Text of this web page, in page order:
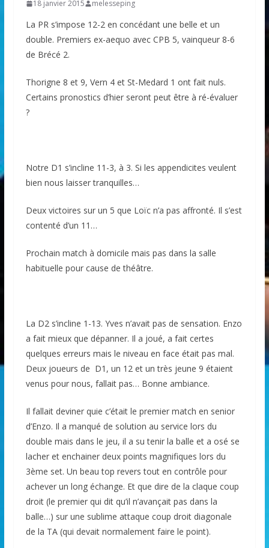
18 janvier 2015 melesseping
La PR s’impose 12-2 en concédant une belle et un
double. Premiers ex-aequo avec CPB 5, vainqueur 8-6
de Brécé 2.
Thorigne 8 et 9, Vern 4 et St-Medard 1 ont fait nuls.
Certains pronostics d’hier seront peut être à ré-évaluer
?
Notre D1 s’incline 11-3, à 3. Si les appendicites veulent
bien nous laisser tranquilles…
Deux victoires sur un 5 que Loïc n’a pas affronté. Il s’est
contenté d’un 11…
Prochain match à domicile mais pas dans la salle
habituelle pour cause de théâtre.
La D2 s’incline 1-13. Yves n’avait pas de sensation. Enzo
a fait mieux que dépanner. Il a joué, a fait certes
quelques erreurs mais le niveau en face était pas mal.
Deux joueurs de D1, un 12 et un très jeune 9 étaient
venus pour nous, fallait pas… Bonne ambiance.
Il fallait deviner quie c’était le premier match en senior
d’Enzo. Il a manqué de solution au service lors du
double mais dans le jeu, il a su tenir la balle et a osé se
lacher et enchainer deux points magnifiques lors du
3ème set. Un beau top revers tout en contrôle pour
achever un long échange. Et que dire de la claque coup
droit (le premier qui dit qu’il n’avançait pas dans la
balle…) sur une sublime attaque coup droit diagonale
de la TA (qui devait normalement faire le point).